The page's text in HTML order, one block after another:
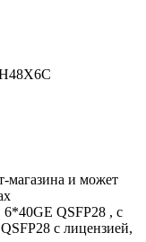
магазина и может
QSFP28 , с
с лицензией,